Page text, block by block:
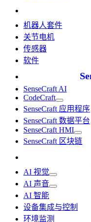
机器人套件
关节电机
传感器
软件
SenseCraft AI
CodeCraft
SenseCraft 应用程序
SenseCraft 数据平台
SenseCraft HMI
SenseCraft 区块链
AI 视觉
AI 声音
AI 智能
设备集成与控制
环境监测